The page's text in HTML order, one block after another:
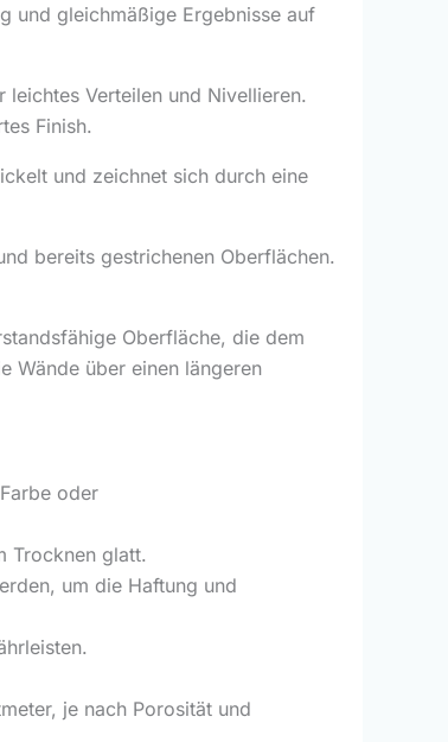
und gleichmäßige Ergebnisse auf
Verteilen und Nivellieren.
Finish.
und zeichnet sich durch eine
bereits gestrichenen Oberflächen.
Oberfläche, die dem
Wände über einen längeren
oder
Trocknen glatt.
um die Haftung und
je nach Porosität und